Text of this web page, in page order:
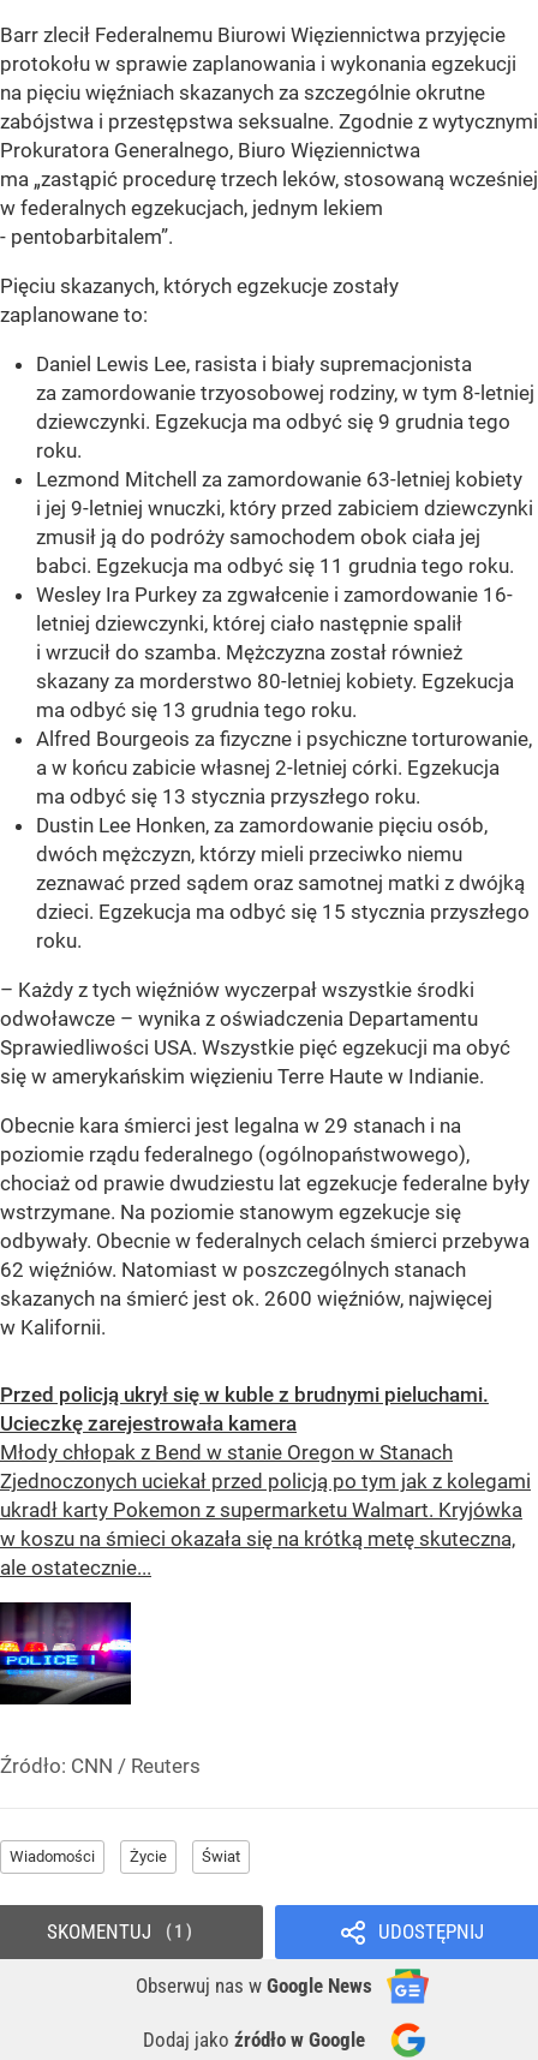
Barr zlecił Federalnemu Biurowi Więziennictwa przyjęcie
protokołu w sprawie zaplanowania i wykonania egzekucji
na pięciu więźniach skazanych za szczególnie okrutne
zabójstwa i przestępstwa seksualne. Zgodnie z wytycznymi
Prokuratora Generalnego, Biuro Więziennictwa
ma „zastąpić procedurę trzech leków, stosowaną wcześniej
w federalnych egzekucjach, jednym lekiem
- pentobarbitalem”.
Pięciu skazanych, których egzekucje zostały
zaplanowane to:
Daniel Lewis Lee, rasista i biały supremacjonista
za zamordowanie trzyosobowej rodziny, w tym 8-letniej
dziewczynki. Egzekucja ma odbyć się 9 grudnia tego
roku.
Lezmond Mitchell za zamordowanie 63-letniej kobiety
i jej 9-letniej wnuczki, który przed zabiciem dziewczynki
zmusił ją do podróży samochodem obok ciała jej
babci. Egzekucja ma odbyć się 11 grudnia tego roku.
Wesley Ira Purkey za zgwałcenie i zamordowanie 16-
letniej dziewczynki, której ciało następnie spalił
i wrzucił do szamba. Mężczyzna został również
skazany za morderstwo 80-letniej kobiety. Egzekucja
ma odbyć się 13 grudnia tego roku.
Alfred Bourgeois za fizyczne i psychiczne torturowanie,
a w końcu zabicie własnej 2-letniej córki. Egzekucja
ma odbyć się 13 stycznia przyszłego roku.
Dustin Lee Honken, za zamordowanie pięciu osób,
dwóch mężczyzn, którzy mieli przeciwko niemu
zeznawać przed sądem oraz samotnej matki z dwójką
dzieci. Egzekucja ma odbyć się 15 stycznia przyszłego
roku.
– Każdy z tych więźniów wyczerpał wszystkie środki
odwoławcze – wynika z oświadczenia Departamentu
Sprawiedliwości USA. Wszystkie pięć egzekucji ma obyć
się w amerykańskim więzieniu Terre Haute w Indianie.
Obecnie kara śmierci jest legalna w 29 stanach i na
poziomie rządu federalnego (ogólnopaństwowego),
chociaż od prawie dwudziestu lat egzekucje federalne były
wstrzymane. Na poziomie stanowym egzekucje się
odbywały. Obecnie w federalnych celach śmierci przebywa
62 więźniów. Natomiast w poszczególnych stanach
skazanych na śmierć jest ok. 2600 więźniów, najwięcej
w Kalifornii.
Przed policją ukrył się w kuble z brudnymi pieluchami.
Ucieczkę zarejestrowała kamera
Młody chłopak z Bend w stanie Oregon w Stanach
Zjednoczonych uciekał przed policją po tym jak z kolegami
ukradł karty Pokemon z supermarketu Walmart. Kryjówka
w koszu na śmieci okazała się na krótką metę skuteczna,
ale ostatecznie...
Źródło: CNN / Reuters
Wiadomości Życie Świat
UDOSTĘPNIJ
Obserwuj nas w Google News
Dodaj jako źródło w Google
SKOMENTUJ 1